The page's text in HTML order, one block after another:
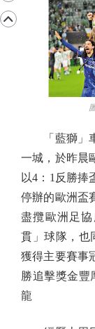
圖
「藍獅」車
一城，於昨晨
以4：1反勝捧
停辦的歐洲盃
盡攬歐洲足
貫」球隊，也
獲得主要賽事
勝追擊獎金豐
龍